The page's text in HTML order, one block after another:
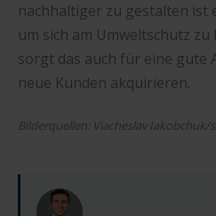
nachhaltiger zu gestalten ist
um sich am Umweltschutz
sorgt das auch für eine gute
neue Kunden akquirieren.
Bilderquellen: Viacheslav Iakobchuk/